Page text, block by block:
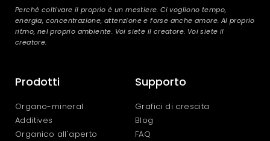
Perché coltivare il proprio è un mestiere. Ci vogliono tempo,
energia, concentrazione, attenzione e forse anche amore. Al proprio
ritmo, nel proprio ambiente. Voi siete il creatore. Voi siete il
creatore.
Prodotti
Organo-mineral
Additives
Organico all'aperto
Supporto
Grafici di crescita
Blog
FAQ